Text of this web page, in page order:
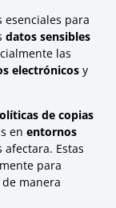
para
datos sensibles
las
electrónicosy
de copias
en entornos
Estas
para
manera